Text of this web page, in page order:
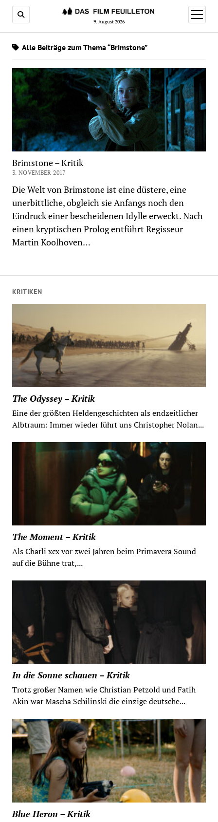
9. August 2026
Menü
öffnen
KRITIKEN
The Odyssey – Kritik
Eine der größten Heldengeschichten als endzeitlicher
Albtraum: Immer wieder führt uns Christopher Nolan...
The Moment – Kritik
Als Charli xcx vor zwei Jahren beim Primavera Sound
auf die Bühne trat,...
In die Sonne schauen – Kritik
Trotz großer Namen wie Christian Petzold und Fatih
Akin war Mascha Schilinski die einzige deutsche...
Blue Heron – Kritik
Alle Beiträge zum Thema “Brimstone”
Brimstone – Kritik
3. NOVEMBER 2017
Die Welt von Brimstone ist eine düstere, eine
unerbittliche, obgleich sie Anfangs noch den
Eindruck einer bescheidenen Idylle erweckt. Nach
einen kryptischen Prolog entführt Regisseur
Martin Koolhoven…